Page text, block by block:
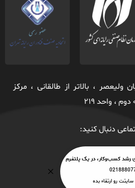
ولیعصر ، بالاتر از طالقانی ، مركز
، واحد ٢١٩
دنبال کنید:
رشد کسب‌وکار، در یک پلتفرم
سایتت رو ارتقاء بده